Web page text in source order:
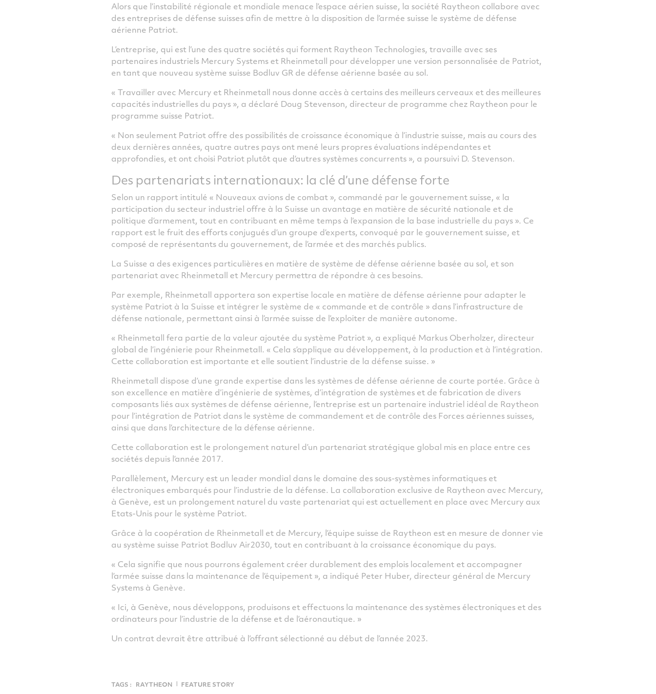
Alors que l’instabilité régionale et mondiale menace l’espace aérien suisse, la société Raytheon collabore avec
des entreprises de défense suisses afin de mettre à la disposition de l’armée suisse le système de défense
aérienne Patriot.
L’entreprise, qui est l’une des quatre sociétés qui forment Raytheon Technologies, travaille avec ses
partenaires industriels Mercury Systems et Rheinmetall pour développer une version personnalisée de Patriot,
en tant que nouveau système suisse Bodluv GR de défense aérienne basée au sol.
« Travailler avec Mercury et Rheinmetall nous donne accès à certains des meilleurs cerveaux et des meilleures
capacités industrielles du pays », a déclaré Doug Stevenson, directeur de programme chez Raytheon pour le
programme suisse Patriot.
« Non seulement Patriot offre des possibilités de croissance économique à l’industrie suisse, mais au cours des
deux dernières années, quatre autres pays ont mené leurs propres évaluations indépendantes et
approfondies, et ont choisi Patriot plutôt que d’autres systèmes concurrents », a poursuivi D. Stevenson.
Des partenariats internationaux: la clé d’une défense forte
Selon un rapport intitulé « Nouveaux avions de combat », commandé par le gouvernement suisse, « la
participation du secteur industriel offre à la Suisse un avantage en matière de sécurité nationale et de
politique d’armement, tout en contribuant en même temps à l’expansion de la base industrielle du pays ». Ce
rapport est le fruit des efforts conjugués d’un groupe d’experts, convoqué par le gouvernement suisse, et
composé de représentants du gouvernement, de l’armée et des marchés publics.
La Suisse a des exigences particulières en matière de système de défense aérienne basée au sol, et son
partenariat avec Rheinmetall et Mercury permettra de répondre à ces besoins.
Par exemple, Rheinmetall apportera son expertise locale en matière de défense aérienne pour adapter le
système Patriot à la Suisse et intégrer le système de « commande et de contrôle » dans l’infrastructure de
défense nationale, permettant ainsi à l’armée suisse de l’exploiter de manière autonome.
« Rheinmetall fera partie de la valeur ajoutée du système Patriot », a expliqué Markus Oberholzer, directeur
global de l’ingénierie pour Rheinmetall. « Cela s’applique au développement, à la production et à l’intégration.
Cette collaboration est importante et elle soutient l’industrie de la défense suisse. »
Rheinmetall dispose d’une grande expertise dans les systèmes de défense aérienne de courte portée. Grâce à
son excellence en matière d’ingénierie de systèmes, d’intégration de systèmes et de fabrication de divers
composants liés aux systèmes de défense aérienne, l’entreprise est un partenaire industriel idéal de Raytheon
pour l’intégration de Patriot dans le système de commandement et de contrôle des Forces aériennes suisses,
ainsi que dans l’architecture de la défense aérienne.
Cette collaboration est le prolongement naturel d’un partenariat stratégique global mis en place entre ces
sociétés depuis l’année 2017.
Parallèlement, Mercury est un leader mondial dans le domaine des sous-systèmes informatiques et
électroniques embarqués pour l’industrie de la défense. La collaboration exclusive de Raytheon avec Mercury,
à Genève, est un prolongement naturel du vaste partenariat qui est actuellement en place avec Mercury aux
Etats-Unis pour le système Patriot.
Grâce à la coopération de Rheinmetall et de Mercury, l’équipe suisse de Raytheon est en mesure de donner vie
au système suisse Patriot Bodluv Air2030, tout en contribuant à la croissance économique du pays.
« Cela signifie que nous pourrons également créer durablement des emplois localement et accompagner
l’armée suisse dans la maintenance de l’équipement », a indiqué Peter Huber, directeur général de Mercury
Systems à Genève.
« Ici, à Genève, nous développons, produisons et effectuons la maintenance des systèmes électroniques et des
ordinateurs pour l’industrie de la défense et de l’aéronautique. »
Un contrat devrait être attribué à l’offrant sélectionné au début de l’année 2023.
TAGS : RAYTHEON FEATURE STORY